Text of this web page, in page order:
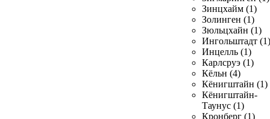
Зинцхайм (1)
Золинген (1)
Зюльцхайн (1)
Ингольштадт (1)
Инцелль (1)
Карлсруэ (1)
Кёльн (4)
Кёнигштайн (1)
Кёнигштайн-
Таунус (1)
Кронберг (1)